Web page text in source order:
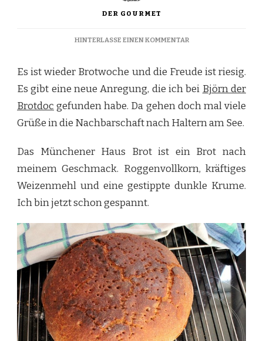
DER GOURMET
HINTERLASSE EINEN KOMMENTARZU
BROT
FREESTYLE
Es ist wieder Brotwoche und die Freude ist riesig.
Es gibt eine neue Anregung, die ich bei Björn der
Brotdoc gefunden habe. Da gehen doch mal viele
Grüße in die Nachbarschaft nach Haltern am See.
Das Münchener Haus Brot ist ein Brot nach
meinem Geschmack. Roggenvollkorn, kräftiges
Weizenmehl und eine gestippte dunkle Krume.
Ich bin jetzt schon gespannt.